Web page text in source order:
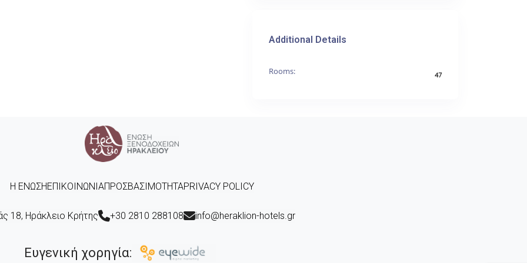
Additional Details
Rooms: 47
Η ΈΝΩΣΗ ΕΠΙΚΟΙΝΩΝΊΑΠΡΟΣΒΑΣΙΜΌΤΗΤΑPRIVACY POLICY
18, Ηράκλειο Κρήτης +30 2810 288108 info@heraklion-hotels.gr
Ευγενική χορηγία: